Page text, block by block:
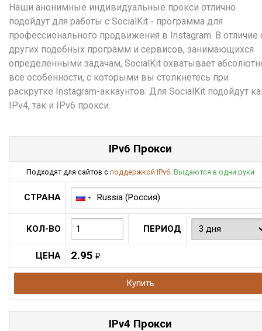
Наши анонимные индивидуальные прокси отлично
подойдут для работы с SocialKit - программа для
профессионального продвижения в Instagram. В отличие
других подобных программ и сервисов, занимающихся
определенными задачам, SocialKit охватывает
все особенности, с которыми вы столкнетесь при
раскрутке Instagram-аккаунтов. Для SocialKit подойдут
IPv4, так и IPv6 прокси.
IPv6 Прокси
Подходят для сайтов с поддержкой IPv6 Выдаются в одни руки
СТРАНА
КОЛ-ВО ПЕРИОД
ЦЕНА 2.95 руб.
Купить
IPv4 Прокси